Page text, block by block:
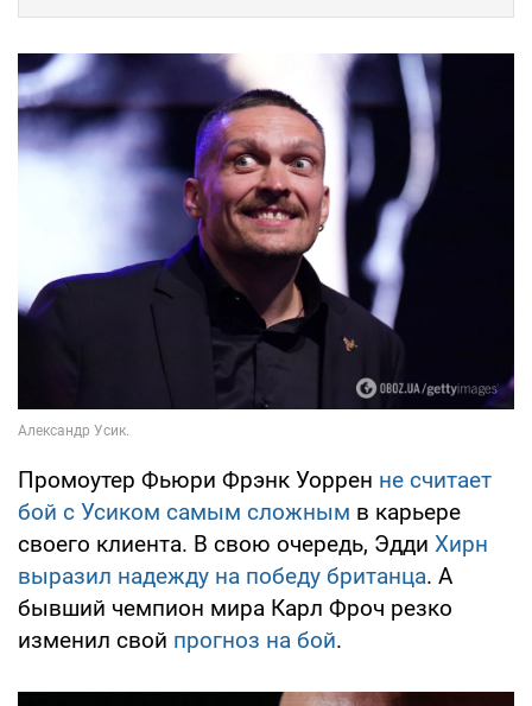
Промоутер Фьюри Фрэнк Уоррен не считает
бой с Усиком самым сложным в карьере
своего клиента. В свою очередь, Эдди Хирн
выразил надежду на победу британца. А
бывший чемпион мира Карл Фроч резко
изменил свой прогноз на бой.